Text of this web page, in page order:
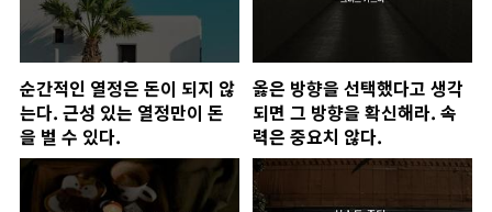
순간적인 열정은 돈이 되지 않
는다. 근성 있는 열정만이 돈
을 벌 수 있다.
옳은 방향을 선택했다고 생각
되면 그 방향을 확신해라. 속
력은 중요치 않다.